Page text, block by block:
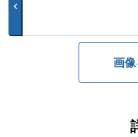
chevron_left
画